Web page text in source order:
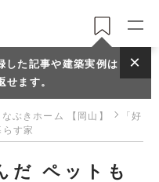
した記事や建築実例は
せます。
建築実例
なぶきホーム 【岡山】
「好
す家
だ ペットも